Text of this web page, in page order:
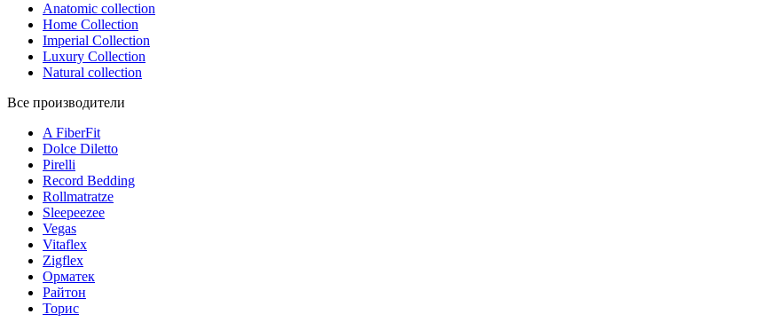
Anatomic collection
Home Collection
Imperial Collection
Luxury Collection
Natural collection
Все производители
A FiberFit
Dolce Diletto
Pirelli
Record Bedding
Rollmatratze
Sleepeezee
Vegas
Vitaflex
Zigflex
Орматек
Райтон
Торис